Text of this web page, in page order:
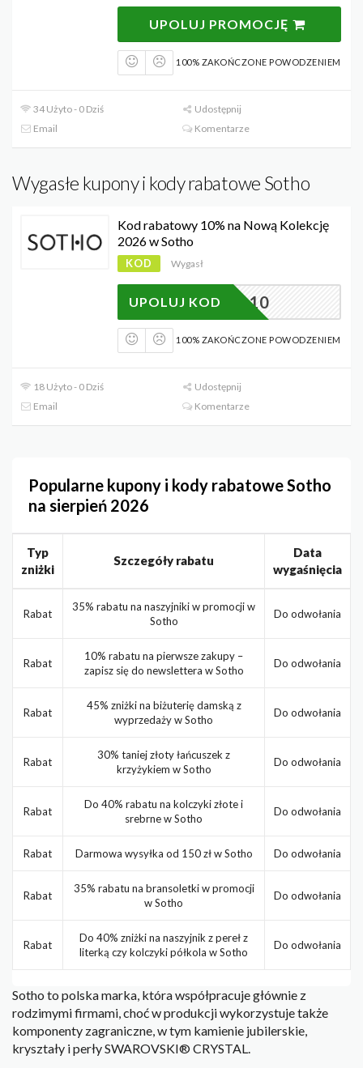
UPOLUJ PROMOCJĘ
100% ZAKOŃCZONE POWODZENIEM
34 Użyto - 0 Dziś
Udostępnij
Email
Komentarze
Wygasłe kupony i kody rabatowe Sotho
Kod rabatowy 10% na Nową Kolekcję
2026 w Sotho
KOD Wygasł
SOTHO10
UPOLUJ KOD
100% ZAKOŃCZONE POWODZENIEM
18 Użyto - 0 Dziś
Udostępnij
Email
Komentarze
Popularne kupony i kody rabatowe Sotho
na sierpień 2026
Typ
zniżki
Szczegóły rabatu
Data
wygaśnięcia
Rabat
35% rabatu na naszyjniki w promocji w
Sotho
Do odwołania
Rabat
10% rabatu na pierwsze zakupy –
zapisz się do newslettera w Sotho
Do odwołania
Rabat
45% zniżki na biżuterię damską z
wyprzedaży w Sotho
Do odwołania
Rabat
30% taniej złoty łańcuszek z
krzyżykiem w Sotho
Do odwołania
Rabat
Do 40% rabatu na kolczyki złote i
srebrne w Sotho
Do odwołania
Rabat Darmowa wysyłka od 150 zł w Sotho Do odwołania
Rabat
35% rabatu na bransoletki w promocji
w Sotho
Do odwołania
Rabat
Do 40% zniżki na naszyjnik z pereł z
literką czy kolczyki półkola w Sotho
Do odwołania
Sotho to polska marka, która współpracuje głównie z
rodzimymi firmami, choć w produkcji wykorzystuje także
komponenty zagraniczne, w tym kamienie jubilerskie,
kryształy i perły SWAROVSKI® CRYSTAL.